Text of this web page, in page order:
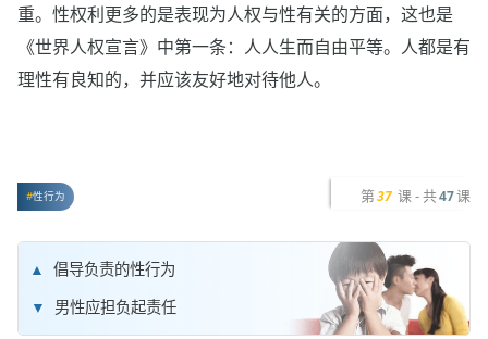
重。性权利更多的是表现为人权与性有关的方面，这也是
《世界人权宣言》中第一条：人人生而自由平等。人都是有
理性有良知的，并应该友好地对待他人。
性行为 第 37 课 - 共47课
倡导负责的性行为
男性应担负起责任